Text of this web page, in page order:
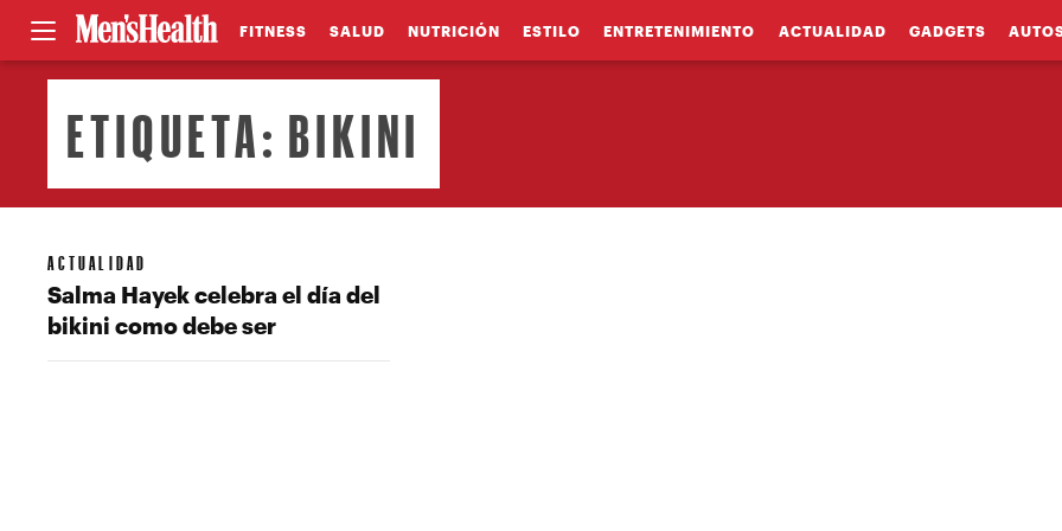
FITNESS SALUD NUTRICIÓN ESTILO ENTRETENIMIENTO ACTUALIDAD GADGETS
ETIQUETA: BIKINI
ACTUALIDAD
Salma Hayek celebra el día del
bikini como debe ser